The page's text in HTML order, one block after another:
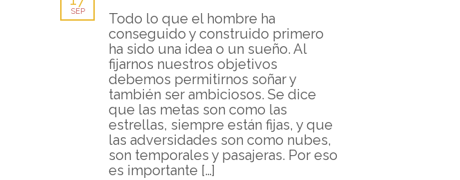
SEP
Todo lo que el hombre ha
conseguido y construido primero
ha sido una idea o un sueño. Al
fijarnos nuestros objetivos
debemos permitirnos soñar y
también ser ambiciosos. Se dice
que las metas son como las
estrellas, siempre están fijas, y que
las adversidades son como nubes,
son temporales y pasajeras. Por eso
es importante […]